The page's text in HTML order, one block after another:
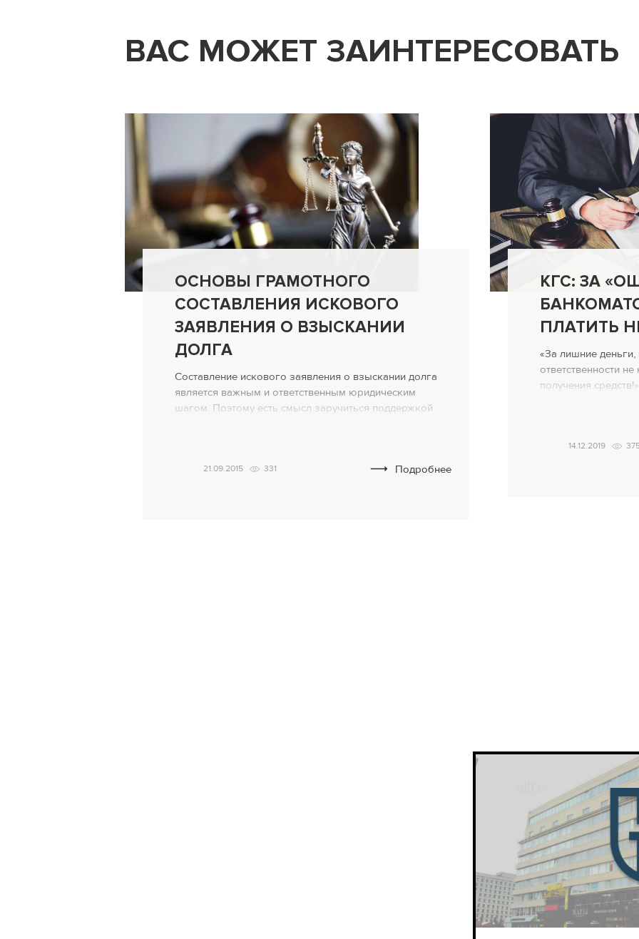
ВАС МОЖЕТ ЗАИНТЕРЕСОВАТЬ
ОСНОВЫ ГРАМОТНОГО
СОСТАВЛЕНИЯ ИСКОВОГО
ЗАЯВЛЕНИЯ О ВЗЫСКАНИИ
ДОЛГА
Составление искового заявления о взыскании долга
является важным и ответственным юридическим
шагом. Поэтому есть смысл заручиться поддержкой
возникало никаких лишних вопросов и проблем.
21.09.2015 331 Подробнее
КГС: ЗА
ПЛАТИТЬ
«За лишние
ответственности не
получения
определенную
14.12.2019